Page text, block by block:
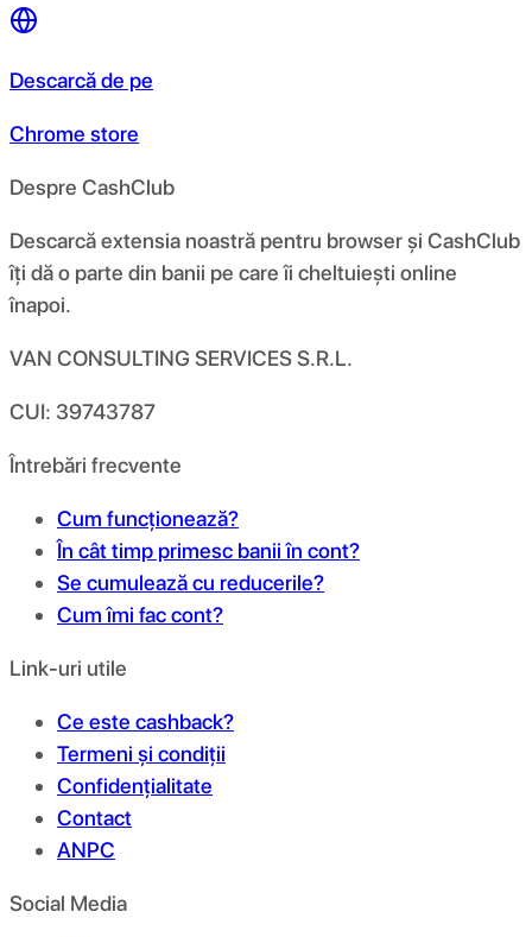
Descarcă de pe
Chrome store
Despre CashClub
Descarcă extensia noastră pentru browser și CashClub
îți dă o parte din banii pe care îi cheltuiești online
înapoi.
VAN CONSULTING SERVICES S.R.L.
CUI: 39743787
Întrebări frecvente
Cum funcționează?
În cât timp primesc banii în cont?
Se cumulează cu reducerile?
Cum îmi fac cont?
Link-uri utile
Ce este cashback?
Termeni și condiții
Confidențialitate
Contact
ANPC
Social Media